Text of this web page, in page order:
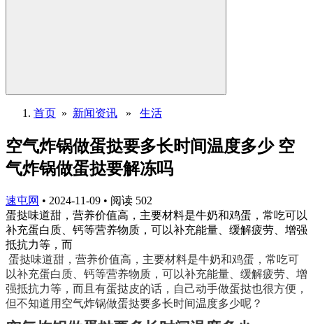
首页 » 新闻资讯 » 生活
空气炸锅做蛋挞要多长时间温度多少 空
气炸锅做蛋挞要解冻吗
速屯网 • 2024-11-09 • 阅读 502
蛋挞味道甜，营养价值高，主要材料是牛奶和鸡蛋，常吃可以
补充蛋白质、钙等营养物质，可以补充能量、缓解疲劳、增强
抵抗力等，而
蛋挞味道甜，营养价值高，主要材料是牛奶和鸡蛋，常吃可
以补充蛋白质、钙等营养物质，可以补充能量、缓解疲劳、增
强抵抗力等，而且有蛋挞皮的话，自己动手做蛋挞也很方便，
但不知道用空气炸锅做蛋挞要多长时间温度多少呢？